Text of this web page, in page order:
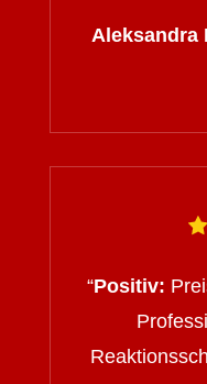
Aleksandra
“Positiv: